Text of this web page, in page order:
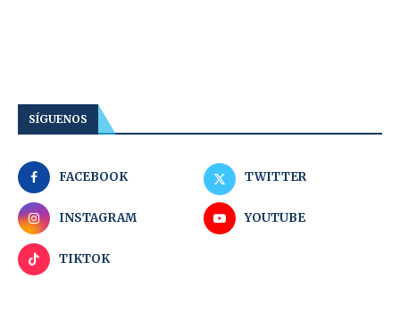
SÍGUENOS
FACEBOOK TWITTER
INSTAGRAM YOUTUBE
TIKTOK